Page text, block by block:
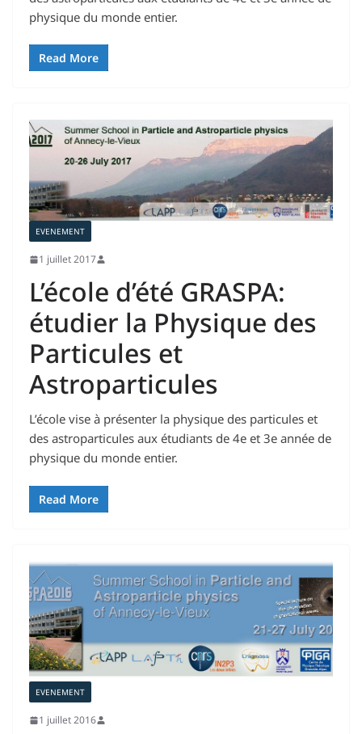
physique du monde entier.
Read More
EVENEMENT
1 juillet 2017
L’école d’été GRASPA:
étudier la Physique des
Particules et
Astroparticules
L’école vise à présenter la physique des particules et
des astroparticules aux étudiants de 4e et 3e année de
physique du monde entier.
Read More
EVENEMENT
1 juillet 2016